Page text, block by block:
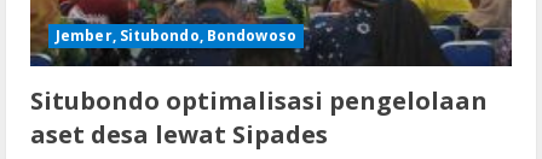
Jember, Situbondo, Bondowoso
Situbondo optimalisasi pengelolaan
aset desa lewat Sipades